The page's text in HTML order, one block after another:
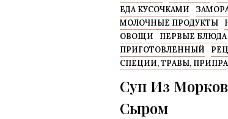
ЕДА КУСОЧКАМИ
МОЛОЧНЫЕ ПРОДУКТЫ
ОВОЩИ
ПЕРВЫЕ БЛЮДА
ПРИГОТОВЛЕННЫЙ
СПЕЦИИ, ТРАВЫ,
Суп Из
Сыром